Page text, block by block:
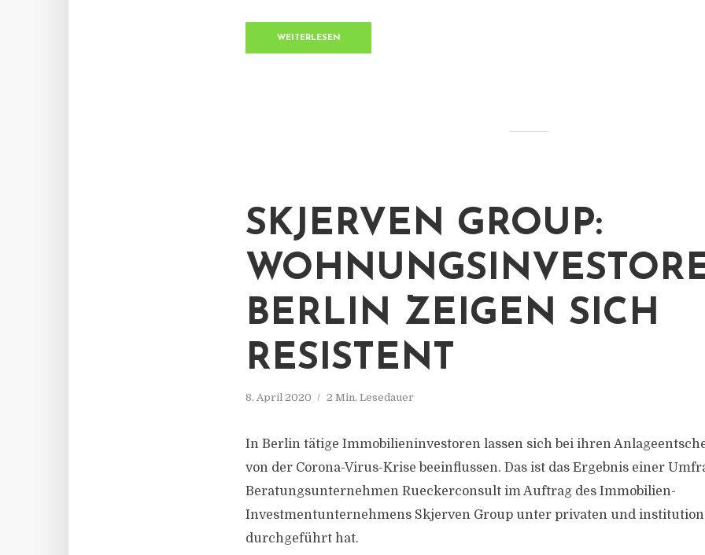
WEITERLESEN
SKJERVEN GROUP:
BERLIN ZEIGEN SICH
RESISTENT
8. April 2020 2 Min. Lesedauer
In Berlin tätige Immobilieninvestoren lassen sich bei ihren
von der Corona-Virus-Krise beeinflussen. Das ist das Ergebnis einer
Beratungsunternehmen Rueckerconsult im Auftrag des Immobilien-
Investmentunternehmens Skjerven Group unter privaten und
durchgeführt hat.